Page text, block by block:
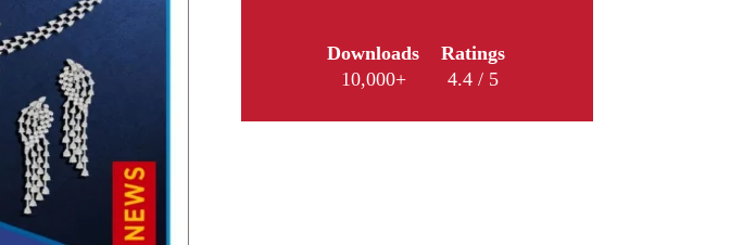
Latest
Downloads
10,000+
Ratings
4.4 / 5